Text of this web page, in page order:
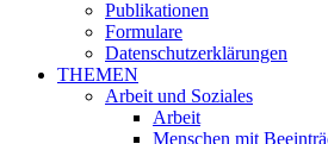
Publikationen
Formulare
Datenschutzerklärungen
THEMEN
Arbeit und Soziales
Arbeit
Menschen mit